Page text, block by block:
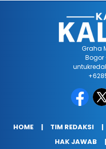
Graha
Bogor
HOME TIM REDAKSI
HAK JAWAB